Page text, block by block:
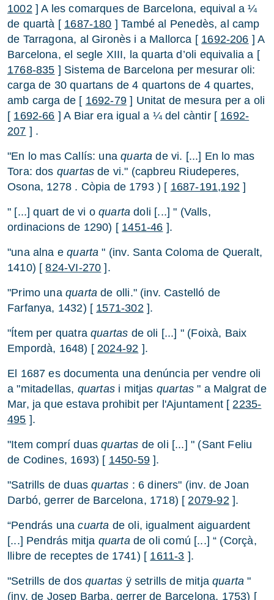
1002] A les comarques de Barcelona, equival a ¼
de quartà [ 1687-180 ] També al Penedès, al camp
de Tarragona, al Gironès i a Mallorca [ 1692-206 ] A
Barcelona, el segle XIII, la quarta d’oli equivalia a [
1768-835 ] Sistema de Barcelona per mesurar oli:
carga de 30 quartans de 4 quartons de 4 quartes,
amb carga de [ 1692-79] Unitat de mesura per a oli
[ 1692-66 ] A Biar era igual a ¼ del càntir [ 1692-
207 ] .
"En lo mas Callís: unaquarta de vi. [...] En lo mas
Tora: dos quartas de vi." (capbreu Riudeperes,
Osona, 1278 . Còpia de 1793 ) [ 1687-191,192]
" [...] quart de vi o quarta doli [...] " (Valls,
ordinacions de 1290) [ 1451-46 ].
"una alna equarta " (inv. Santa Coloma de Queralt,
1410) [824-VI-270 ].
"Primo una quarta de olli." (inv. Castelló de
Farfanya, 1432) [ 1571-302].
"Ítem per quatraquartas de oli [...] " (Foixà, Baix
Empordà, 1648) [2024-92 ].
El 1687 es documenta una denúncia per vendre oli
a "mitadellas, quartasi mitjas quartas " a Malgrat de
Mar, ja que estava prohibit per l'Ajuntament [2235-
495 ].
"Item comprí duasquartas de oli [...] " (Sant Feliu
de Codines, 1693) [ 1450-59].
"Satrills de duasquartas : 6 diners" (inv. de Joan
Darbó, gerrer de Barcelona, 1718) [2079-92].
“Pendrás unacuarta de oli, igualment aiguardent
[...] Pendrás mitja quartade oli comú [...] “ (Corçà,
llibre de receptes de 1741) [ 1611-3 ].
"Setrills de dosquartas ÿ setrills de mitjaquarta "
(inv. de Josep Barba, gerrer de Barcelona, 1753) [